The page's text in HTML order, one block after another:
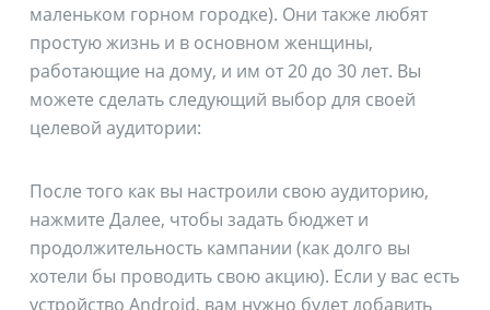
маленьком горном городке). Они также любят
простую жизнь и в основном женщины,
работающие на дому, и им от 20 до 30 лет. Вы
можете сделать следующий выбор для своей
целевой аудитории:
После того как вы настроили свою аудиторию,
нажмите Далее, чтобы задать бюджет и
продолжительность кампании (как долго вы
хотели бы проводить свою акцию). Если у вас есть
устройство Android, вам нужно будет добавить